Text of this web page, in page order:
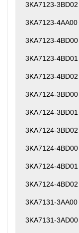
3KA7123-3BD02
3KA7123-4AA00
3KA7123-4BD00
3KA7123-4BD01
3KA7123-4BD02
3KA7124-3BD00
3KA7124-3BD01
3KA7124-3BD02
3KA7124-4BD00
3KA7124-4BD01
3KA7124-4BD02
3KA7131-3AA00
3KA7131-3AD00